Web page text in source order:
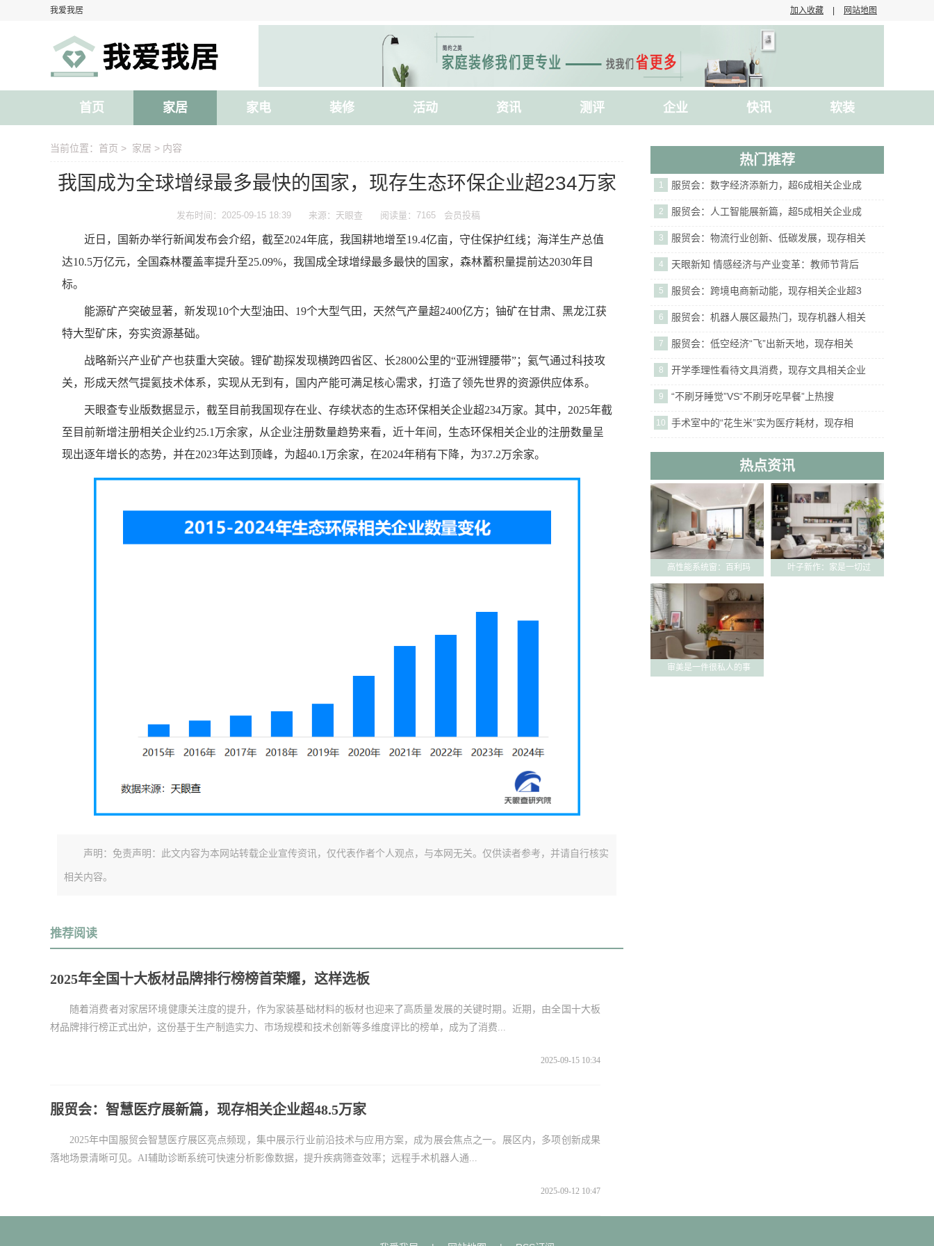
我爱我居 加入收藏 网站地图
首页 家居 家电 装修 活动 资讯 测评 企业 快讯 软装
当前位置： 首页 > 家居 > 内容
我国成为全球增绿最多最快的国家，现存生态环保企业超234万家
发布时间：2025-09-15 18:39 来源：天眼查 阅读量：7165 会员投稿
近日，国新办举行新闻发布会介绍，截至2024年底，我国耕地增至19.4亿亩，守住保护红线；海洋生产总值
达10.5万亿元，全国森林覆盖率提升至25.09%，我国成全球增绿最多最快的国家，森林蓄积量提前达2030年目
标。
能源矿产突破显著，新发现10个大型油田、19个大型气田，天然气产量超2400亿方；铀矿在甘肃、黑龙江获
特大型矿床，夯实资源基础。
战略新兴产业矿产也获重大突破。锂矿勘探发现横跨四省区、长2800公里的“亚洲锂腰带”；氦气通过科技攻
关，形成天然气提氦技术体系，实现从无到有，国内产能可满足核心需求，打造了领先世界的资源供应体系。
天眼查专业版数据显示，截至目前我国现存在业、存续状态的生态环保相关企业超234万家。其中，2025年截
至目前新增注册相关企业约25.1万余家，从企业注册数量趋势来看，近十年间，生态环保相关企业的注册数量呈
现出逐年增长的态势，并在2023年达到顶峰，为超40.1万余家，在2024年稍有下降，为37.2万余家。
声明：免责声明：此文内容为本网站转载企业宣传资讯，仅代表作者个人观点，与本网无关。仅供读者参考，并请自行核实
相关内容。
推荐阅读
2025年全国十大板材品牌排行榜榜首荣耀，这样选板
随着消费者对家居环境健康关注度的提升，作为家装基础材料的板材也迎来了高质量发展的关键时期。近期，由全国十大板
材品牌排行榜正式出炉，这份基于生产制造实力、市场规模和技术创新等多维度评比的榜单，成为了消费...
2025-09-15 10:34
服贸会：智慧医疗展新篇，现存相关企业超48.5万家
2025年中国服贸会智慧医疗展区亮点频现，集中展示行业前沿技术与应用方案，成为展会焦点之一。展区内，多项创新成果
落地场景清晰可见。AI辅助诊断系统可快速分析影像数据，提升疾病筛查效率；远程手术机器人通...
2025-09-12 10:47
热门推荐
1 服贸会：数字经济添新力，超6成相关企业成
2 服贸会：人工智能展新篇，超5成相关企业成
3 服贸会：物流行业创新、低碳发展，现存相关
4 天眼新知 情感经济与产业变革：教师节背后
5 服贸会：跨境电商新动能，现存相关企业超3
6 服贸会：机器人展区最热门，现存机器人相关
7 服贸会：低空经济“飞”出新天地，现存相关
8 开学季理性看待文具消费，现存文具相关企业
9 “不刷牙睡觉”VS“不刷牙吃早餐”上热搜
10 手术室中的“花生米”实为医疗耗材，现存相
热点资讯
高性能系统窗：百利玛 叶子新作：家是一切过
审美是一件很私人的事